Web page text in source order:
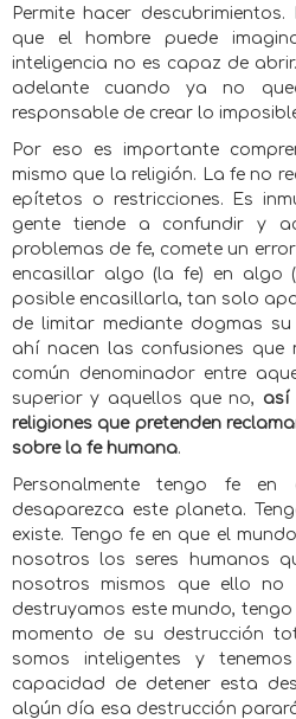
Permite hacer
que el hombre puede
inteligencia no es capaz de
adelante cuando ya no
responsable de crear lo
Por eso es importante
mismo que la religión. La fe no
epítetos o restricciones. Es
gente tiende a confundir y
problemas de fe, comete un
encasillar algo (la fe) en algo
posible encasillarla, tan solo
de limitar mediante dogmas
ahí nacen las confusiones que
común denominador entre
superior y aquellos que no, así
religiones que pretenden
sobre la fe humana.
Personalmente tengo fe
desaparezca este planeta.
existe. Tengo fe en que el
nosotros los seres humanos
nosotros mismos que ello
destruyamos este mundo,
momento de su destrucción
somos inteligentes y
capacidad de detener esta
algún día esa destrucción